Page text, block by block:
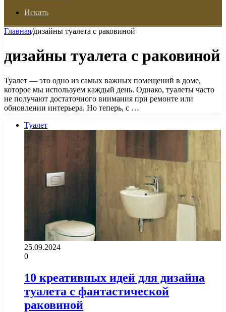
Искать
Главная/дизайны туалета с раковиной
дизайны туалета с раковиной
Туалет — это одно из самых важных помещений в доме,
которое мы используем каждый день. Однако, туалеты часто
не получают достаточного внимания при ремонте или
обновлении интерьера. Но теперь, с …
Туалет
25.09.2024
0
10 креативных идей для дизайна
туалета с фантастической
раковиной